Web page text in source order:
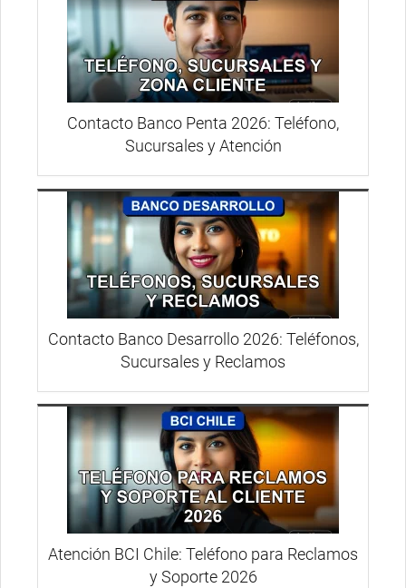
Contacto Banco Penta 2026: Teléfono,
Sucursales y Atención
Contacto Banco Desarrollo 2026: Teléfonos,
Sucursales y Reclamos
Atención BCI Chile: Teléfono para Reclamos
y Soporte 2026